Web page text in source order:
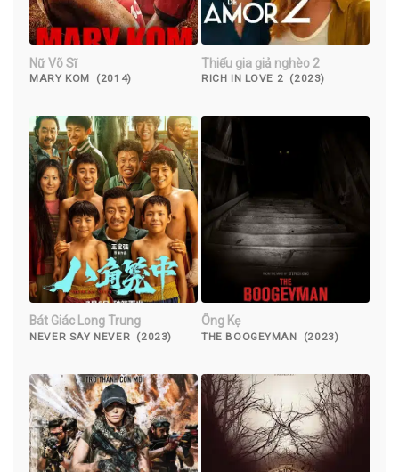
Nữ Võ Sĩ
MARY KOM (2014)
Thiếu gia giả nghèo 2
RICH IN LOVE 2 (2023)
Bát Giác Long Trung
NEVER SAY NEVER (2023)
Ông Kẹ
THE BOOGEYMAN (2023)